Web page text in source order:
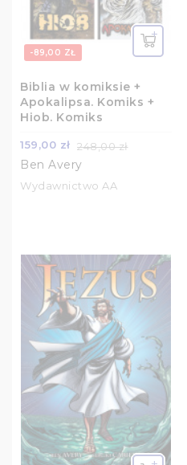
-89,00 ZŁ
Biblia w komiksie +
Apokalipsa. Komiks +
Hiob. Komiks
159,00 zł 248,00 zł
Ben Avery
Wydawnictwo AA